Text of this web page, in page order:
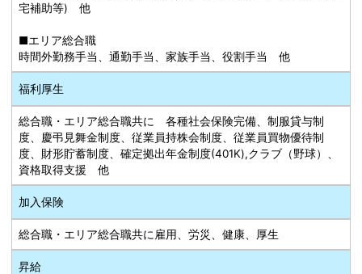
宅補助等) 他
■エリア総合職
時間外勤務手当、通勤手当、家族手当、役割手当 他
福利厚生
総合職・エリア総合職共に 各種社会保険完備、制服貸与制
度、慶弔見舞金制度、従業員持株会制度、従業員買物優待制
度、財形貯蓄制度、確定拠出年金制度(401K),クラブ（野球）、
資格取得支援 他
加入保険
総合職・エリア総合職共に雇用、労災、健康、厚生
昇給